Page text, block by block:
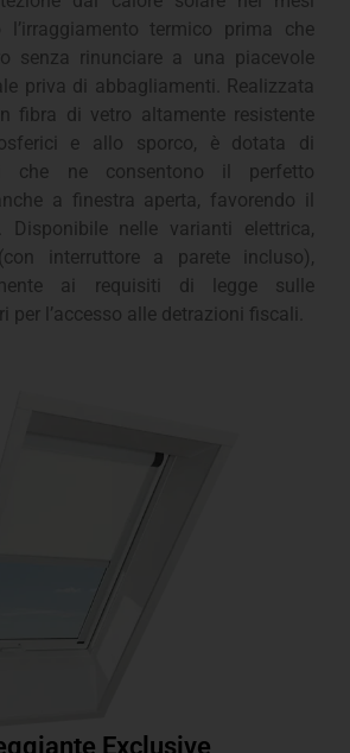
l’irraggiamento termico prima che
senza rinunciare a una piacevole
priva di abbagliamenti. Realizzata
fibra di vetro altamente resistente
e allo sporco, è dotata di
che ne consentono il perfetto
a finestra aperta, favorendo il
Disponibile nelle varianti elettrica,
interruttore a parete incluso),
ai requisiti di legge sulle
per l’accesso alle detrazioni fiscali.
Exclusive